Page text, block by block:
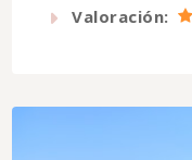
Valoración: